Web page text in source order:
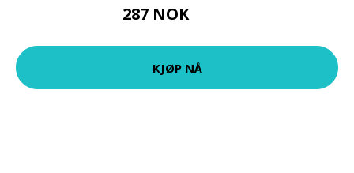
287 NOK
KJØP NÅ